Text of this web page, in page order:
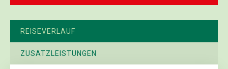
REISEVERLAUF
ZUSATZLEISTUNGEN